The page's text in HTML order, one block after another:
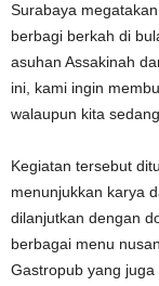
Surabaya
berbagi berkah di
asuhan Assakinah
ini, kami ingin
walaupun kita
Kegiatan tersebut
menunjukkan karya
dilanjutkan dengan
berbagai menu
Gastropub yang